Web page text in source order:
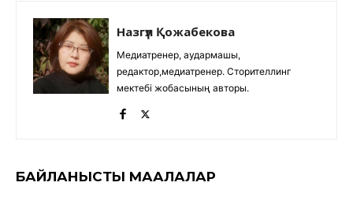
Назгүл Қожабекова
Медиатренер, аудармашы,
редактор,медиатренер. Сторителлинг
мектебі жобасының авторы.
БАЙЛАНЫСТЫ МАҚАЛАЛАР